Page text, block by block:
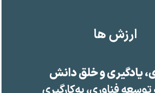
ارزش ها
یادگیری و خلق دانش